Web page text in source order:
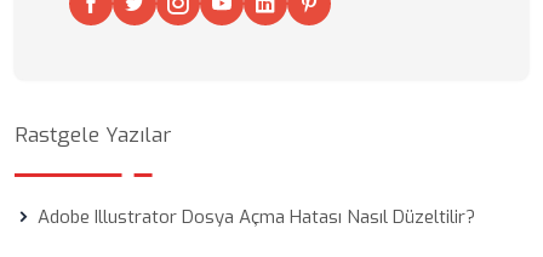
Rastgele Yazılar
Adobe Illustrator Dosya Açma Hatası Nasıl Düzeltilir?